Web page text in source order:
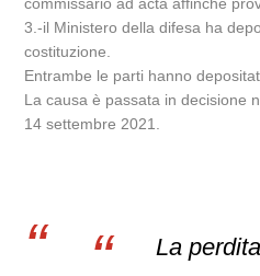
3.-il Ministero della difesa ha
costituzione.
Entrambe le parti hanno
La causa è passata in decisione
14 settembre 2021.
La